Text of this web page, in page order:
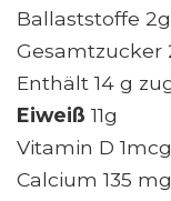
Ballaststoffe 2g
Gesamtzucker
Enthält 14 g
Eiweiß 11g
Vitamin D 1mcg
Calcium 135 mg